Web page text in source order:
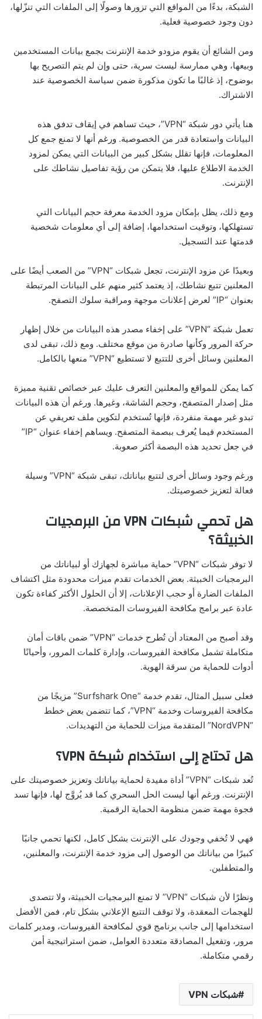
الشبكة، بدءًا من المواقع التي تزورها وصولًا إلى الملفات التي تنزّلها،
دون وجود خصوصية فعلية.
ومن الشائع أن يقوم مزودو خدمة الإنترنت بجمع بيانات المستخدمين
وبيعها، وهي ممارسة ليست سرية، حتى وإن لم يتم التصريح بها
بوضوح، إذ غالبًا ما تكون مذكورة ضمن سياسة الخصوصية عند
الاشتراك.
هنا يأتي دور شبكة “VPN”، حيث تساهم في إيقاف تدفق هذه
البيانات واستعادة قدر من الخصوصية. ورغم أنها لا تمنع جمع كل
المعلومات، فإنها تقلل بشكل كبير من البيانات التي يمكن لمزود
الخدمة الاطلاع عليها، فلا يتمكن من رؤية تفاصيل نشاطك على
الإنترنت.
ومع ذلك، يظل بإمكان مزود الخدمة معرفة حجم البيانات التي
تستهلكها، وتوقيت استخدامها، إضافة إلى أي معلومات شخصية
قدمتها عند التسجيل.
وبعيدًا عن مزود الإنترنت، تجعل شبكات “VPN” من الصعب أيضًا على
المعلنين تتبع نشاطك، إذ يعتمد كثير منهم على البيانات المرتبطة
بعنوان “IP” لعرض إعلانات موجهة ومراقبة سلوك التصفح.
تعمل شبكة “VPN” على إخفاء مصدر هذه البيانات من خلال إظهار
حركة المرور وكأنها صادرة من موقع مختلف. ومع ذلك، تبقى لدى
المعلنين وسائل أخرى للتتبع لا تستطيع “VPN” منعها بالكامل.
كما يمكن للمواقع والمعلنين التعرف عليك عبر خصائص تقنية مميزة
مثل إصدار المتصفح، وحجم الشاشة، وغيرها. ورغم أن هذه البيانات
تبدو غير مهمة منفردة، فإنها تُستخدم لتكوين ملف تعريفي عن
المستخدم فيما يُعرف ببصمة المتصفح. ويساهم إخفاء عنوان “IP”
في جعل تحديد هذه البصمة أكثر صعوبة.
ورغم وجود وسائل أخرى لتتبع بياناتك، تبقى شبكة “VPN” وسيلة
فعالة لتعزيز خصوصيتك.
هل تحمي شبكات VPN من البرمجيات
الخبيثة؟
لا توفر شبكات “VPN” حماية مباشرة لجهازك أو لبياناتك من
البرمجيات الخبيثة. بعض الخدمات تقدم ميزات محدودة مثل اكتشاف
الملفات الضارة أو حجب الإعلانات، إلا أن الحلول الأكثر كفاءة تكون
عادة عبر برامج مكافحة الفيروسات المتخصصة.
وقد أصبح من المعتاد أن تُطرح خدمات “VPN” ضمن باقات أمان
متكاملة تشمل مكافحة الفيروسات، وإدارة كلمات المرور، وأحيانًا
أدوات للحماية من سرقة الهوية.
فعلى سبيل المثال، تقدم خدمة “Surfshark One” مزيجًا من
مكافحة الفيروسات وخدمة “VPN”، كما تتضمن بعض خطط
“NordVPN” المتقدمة ميزات للحماية من التهديدات.
هل تحتاج إلى استخدام شبكة VPN؟
تُعد شبكات “VPN” أداة مفيدة لحماية بياناتك وتعزيز خصوصيتك على
الإنترنت. ورغم أنها ليست الحل السحري كما قد يُروَّج لها، فإنها تسد
فجوة مهمة ضمن منظومة الحماية الرقمية.
فهي لا تُخفي وجودك على الإنترنت بشكل كامل، لكنها تحمي جانبًا
كبيرًا من بياناتك من الوصول إلى مزود خدمة الإنترنت، والمعلنين،
والمتطفلين.
ونظرًا لأن شبكات “VPN” لا تمنع البرمجيات الخبيثة، ولا تتصدى
للهجمات المعقدة، ولا توقف التتبع الإعلاني بشكل تام، فمن الأفضل
استخدامها إلى جانب برنامج قوي لمكافحة الفيروسات، ومدير كلمات
مرور، وتفعيل المصادقة متعددة العوامل، ضمن استراتيجية أمن
رقمي متكاملة.
شبكات VPN